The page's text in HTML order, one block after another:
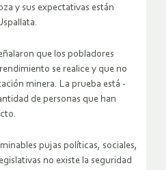
y sus expectativas están
que los pobladores
se realice y que no
minera. La prueba está -
de personas que han
pujas políticas, sociales,
no existe la seguridad